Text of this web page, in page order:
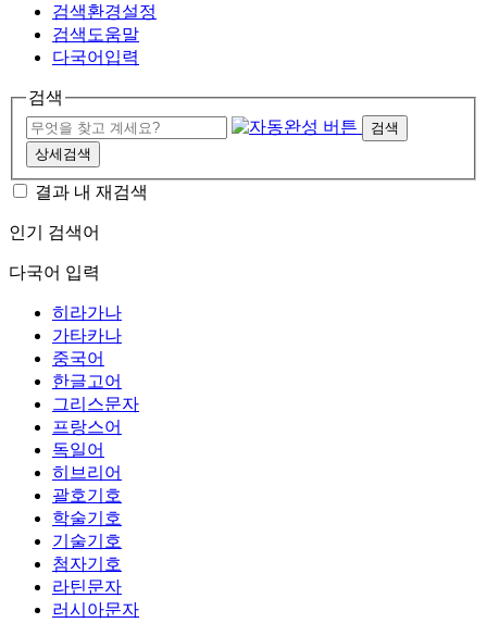
검색환경설정
검색도움말
다국어입력
검색
검색
상세검색
결과 내 재검색
인기 검색어
다국어 입력
히라가나
가타카나
중국어
한글고어
그리스문자
프랑스어
독일어
히브리어
괄호기호
학술기호
기술기호
첨자기호
라틴문자
러시아문자